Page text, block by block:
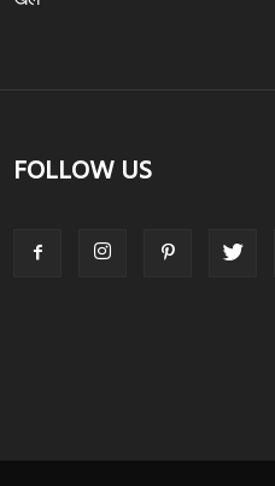
FOLLOW US